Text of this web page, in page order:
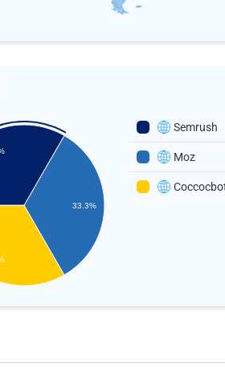
33.3%
Semrush
Moz